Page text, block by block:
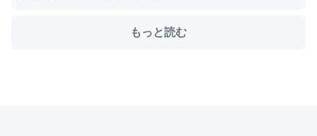
─ニュース :: 【研究発表】昆虫学の大問題＝「昆虫はなぜ海にいな
もっと読む